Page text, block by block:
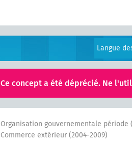
Langue
Ce concept a été déprécié. Ne
Organisation gouvernementale période
Commerce extérieur (2004-2009)